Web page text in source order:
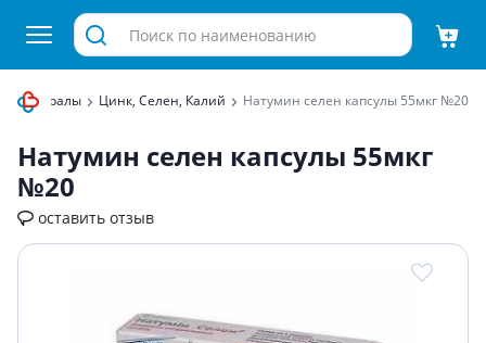
Минералы Цинк, Селен, Калий Натумин селен капсулы 55мкг №20
Натумин селен капсулы 55мкг
№20
оставить отзыв